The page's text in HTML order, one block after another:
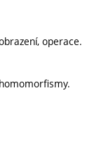
operace.